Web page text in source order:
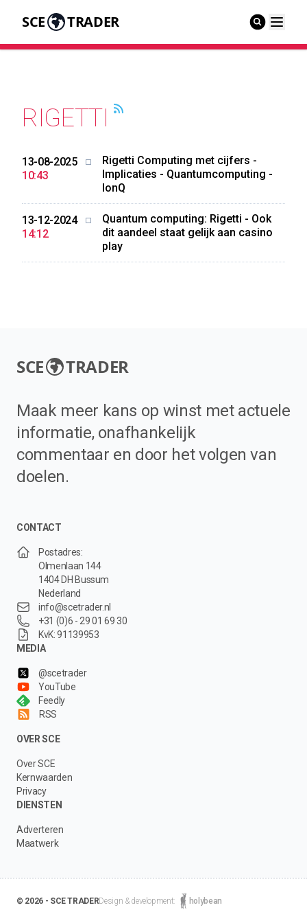
SCE TRADER
RIGETTI
13-08-2025
10:43
Rigetti Computing met cijfers -
Implicaties - Quantumcomputing -
IonQ
13-12-2024
14:12
Quantum computing: Rigetti - Ook
dit aandeel staat gelijk aan casino
play
SCE TRADER
Maak meer kans op winst met actuele
informatie, onafhankelijk
commentaar en door het volgen van
doelen.
CONTACT
Postadres:
Olmenlaan 144
1404 DH Bussum
Nederland
info@scetrader.nl
+31 (0)6 - 29 01 69 30
KvK: 91139953
MEDIA
@scetrader
YouTube
Feedly
RSS
OVER SCE
Over SCE
Kernwaarden
Privacy
DIENSTEN
Adverteren
Maatwerk
© 2026 - SCE TRADERDesign & development: holybean